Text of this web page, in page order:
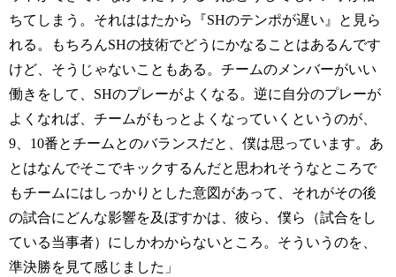
ちてしまう。それははたから『SHのテンポが遅い』と見ら
れる。もちろんSHの技術でどうにかなることはあるんです
けど、そうじゃないこともある。チームのメンバーがいい
働きをして、SHのプレーがよくなる。逆に自分のプレーが
よくなれば、チームがもっとよくなっていくというのが、
9、10番とチームとのバランスだと、僕は思っています。あ
とはなんでそこでキックするんだと思われそうなところで
もチームにはしっかりとした意図があって、それがその後
の試合にどんな影響を及ぼすかは、彼ら、僕ら（試合をし
ている当事者）にしかわからないところ。そういうのを、
準決勝を見て感じました」